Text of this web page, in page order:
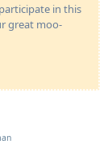
in this
great moo-